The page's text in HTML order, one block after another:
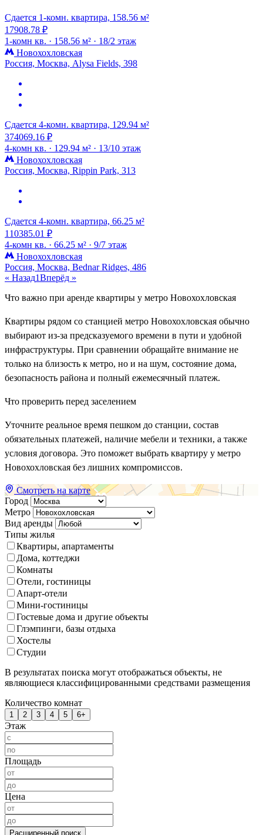
Сдается 1-комн. квартира, 158.56 м²
17908.78 ₽
1-комн кв. · 158.56 м² · 18/2 этаж
Новохохловская
Россия, Москва, Alysa Fields, 398
Сдается 4-комн. квартира, 129.94 м²
374069.16 ₽
4-комн кв. · 129.94 м² · 13/10 этаж
Новохохловская
Россия, Москва, Rippin Park, 313
Сдается 4-комн. квартира, 66.25 м²
110385.01 ₽
4-комн кв. · 66.25 м² · 9/7 этаж
Новохохловская
Россия, Москва, Bednar Ridges, 486
« Назад1Вперёд »
Что важно при аренде квартиры у метро Новохохловская
Квартиры рядом со станцией метро Новохохловская обычно
выбирают из-за предсказуемого времени в пути и удобной
инфраструктуры. При сравнении обращайте внимание не
только на близость к метро, но и на шум, состояние дома,
безопасность района и полный ежемесячный платеж.
Что проверить перед заселением
Уточните реальное время пешком до станции, состав
обязательных платежей, наличие мебели и техники, а также
условия договора. Это поможет выбрать квартиру у метро
Новохохловская без лишних компромиссов.
Смотреть на карте
Город
Метро
Вид аренды
Типы жилья
Квартиры, апартаменты
Дома, коттеджи
Комнаты
Отели, гостиницы
Апарт-отели
Мини-гостиницы
Гостевые дома и другие объекты
Глэмпинги, базы отдыха
Хостелы
Студии
В результатах поиска могут отображаться объекты, не
являющиеся классифицированными средствами размещения
Количество комнат
1 2 3 4 5 6+
Этаж
Площадь
Цена
Расширенный поиск